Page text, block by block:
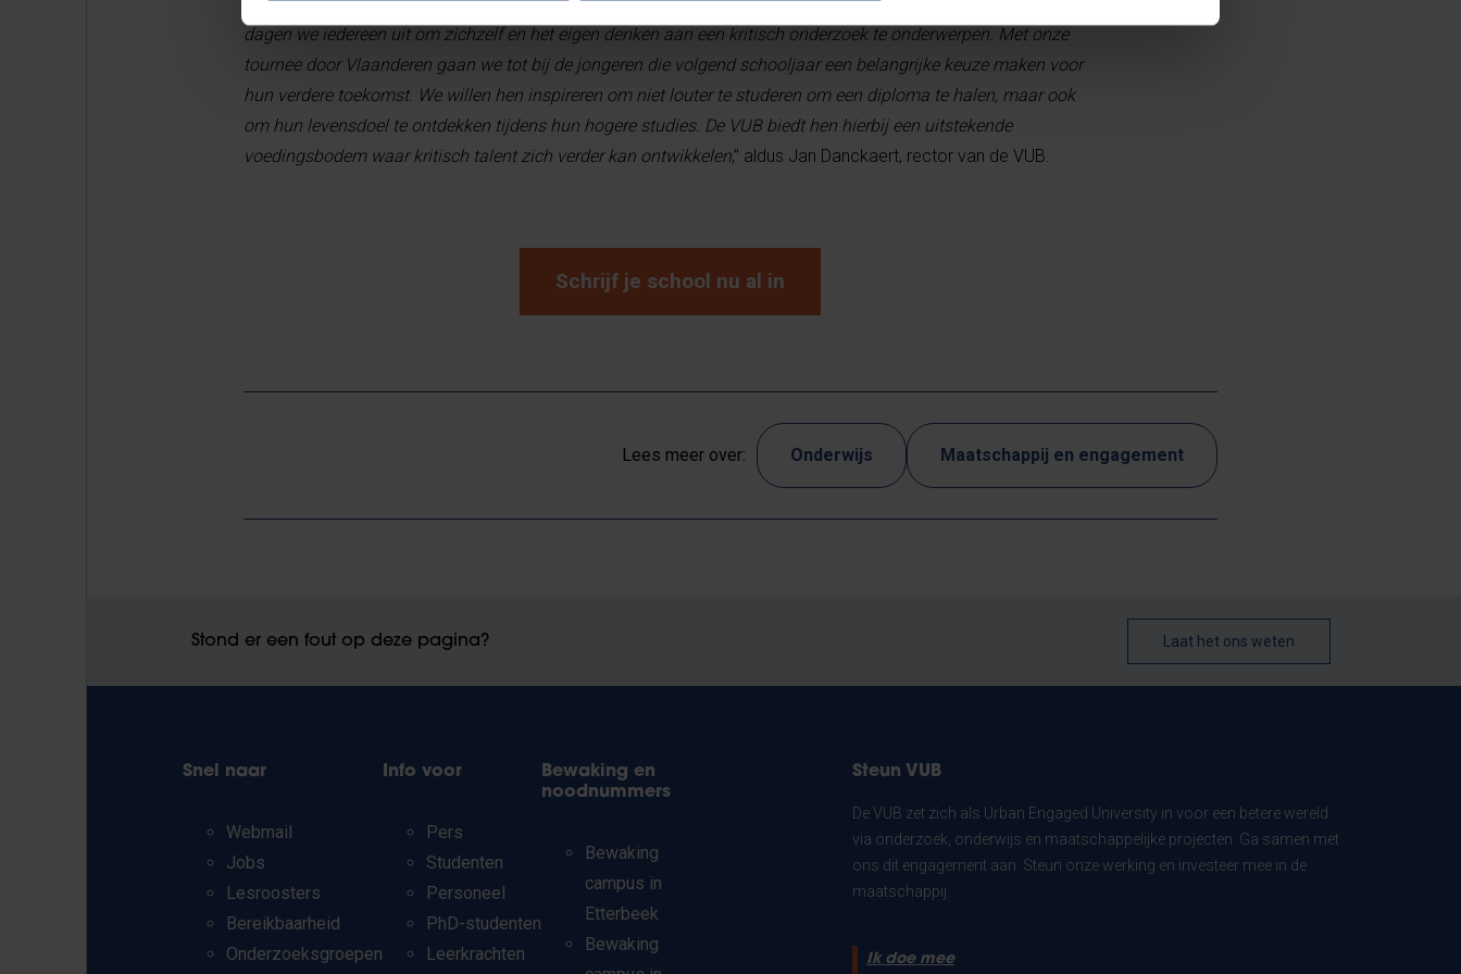
dagen we iedereen uit om zichzelf en het eigen denken aan een kritisch onderzoek te onderwerpen. Met onze
tournee door Vlaanderen gaan we tot bij de jongeren die volgend schooljaar een belangrijke keuze maken voor
hun verdere toekomst. We willen hen inspireren om niet louter te studeren om een diploma te halen, maar ook
om hun levensdoel te ontdekken tijdens hun hogere studies. De VUB biedt hen hierbij een uitstekende
voedingsbodem waar kritisch talent zich verder kan ontwikkelen,” aldus Jan Danckaert, rector van de VUB.
Schrijf je school nu al in
Lees meer over: Onderwijs Maatschappij en engagement
Stond er een fout op deze pagina? Laat het ons weten
Snel naar
Webmail
Jobs
Lesroosters
Bereikbaarheid
Onderzoeksgroepen
Info voor
Pers
Studenten
Personeel
PhD-studenten
Leerkrachten
Bewaking en
noodnummers
Bewaking
campus in
Etterbeek
Bewaking
Steun VUB
De VUB zet zich als Urban Engaged University in voor een betere wereld
via onderzoek, onderwijs en maatschappelijke projecten. Ga samen met
ons dit engagement aan. Steun onze werking en investeer mee in de
maatschappij.
Ik doe mee